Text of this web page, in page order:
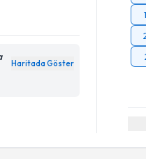
Haritada Göster
Randevu